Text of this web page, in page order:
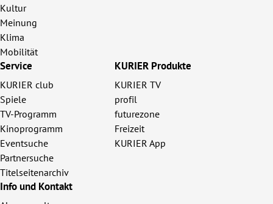
Kultur
Meinung
Klima
Mobilität
Service
KURIER club
Spiele
TV-Programm
Kinoprogramm
Eventsuche
Partnersuche
Titelseitenarchiv
KURIER Produkte
KURIER TV
profil
futurezone
Freizeit
KURIER App
Info und Kontakt